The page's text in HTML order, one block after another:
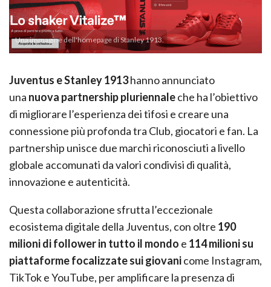
Una immagine dell'homepage di Stanley 1913.
Juventus e Stanley 1913hanno annunciato
una nuova partnership pluriennaleche ha l’obiettivo
di migliorare l’esperienza dei tifosi e creare una
connessione più profonda tra Club, giocatori e fan. La
partnership unisce due marchi riconosciuti a livello
globale accomunati da valori condivisi di qualità,
innovazione e autenticità.
Questa collaborazione sfrutta l’eccezionale
ecosistema digitale della Juventus, con oltre 190
milioni di follower in tutto il mondo e 114 milioni su
piattaforme focalizzate sui giovanicome Instagram,
TikTok e YouTube, per amplificare la presenza di